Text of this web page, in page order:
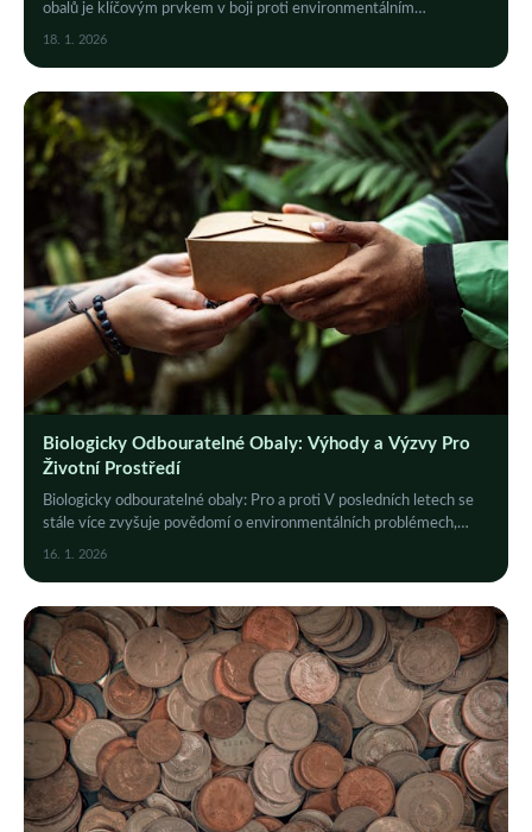
obalů je klíčovým prvkem v boji proti environmentálním
problémům, jako je znečištění a...
18. 1. 2026
Biologicky Odbouratelné Obaly: Výhody a Výzvy Pro
Životní Prostředí
Biologicky odbouratelné obaly: Pro a proti V posledních letech se
stále více zvyšuje povědomí o environmentálních problémech,
které s sebou přináší...
16. 1. 2026